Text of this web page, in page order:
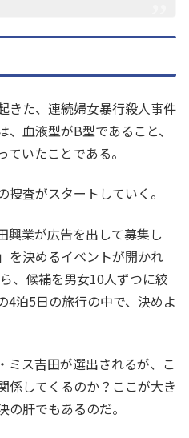
きた、連続婦女暴行殺人事件
血液型がB型であること、
いたことである。
査がスタートしていく。
興業が広告を出して募集し
を決めるイベントが開かれ
、候補を男女10人ずつに絞
4泊5日の旅行の中で、決めよ
ミス吉田が選出されるが、こ
係してくるのか？ここが大き
肝でもあるのだ。